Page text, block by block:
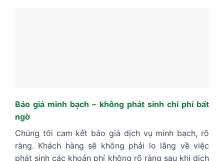
Báo giá minh bạch – không phát sinh chi phí bất
ngờ
Chúng tôi cam kết báo giá dịch vụ minh bạch, rõ
ràng. Khách hàng sẽ không phải lo lắng về việc
phát sinh các khoản phí không rõ ràng sau khi dịch